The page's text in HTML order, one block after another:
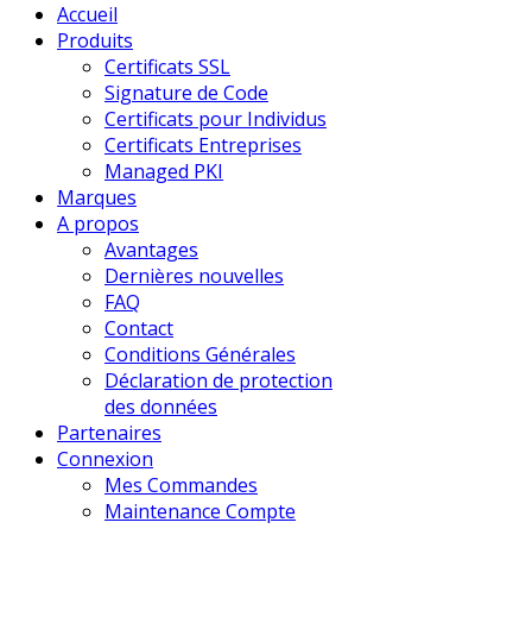
Accueil
Produits
Certificats SSL
Signature de Code
Certificats pour Individus
Certificats Entreprises
Managed PKI
Marques
A propos
Avantages
Dernières nouvelles
FAQ
Contact
Conditions Générales
Déclaration de protection
des données
Partenaires
Connexion
Mes Commandes
Maintenance Compte